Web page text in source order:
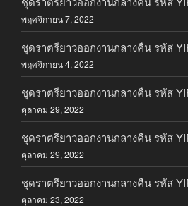
พฤศจิกายน 7, 2022
ชุดราตรียาวออกงานกลางคืน รหัส
พฤศจิกายน 4, 2022
ชุดราตรียาวออกงานกลางคืน รหัส
ตุลาคม 29, 2022
ชุดราตรียาวออกงานกลางคืน รหัส
ตุลาคม 29, 2022
ชุดราตรียาวออกงานกลางคืน รหัส
ตุลาคม 23, 2022